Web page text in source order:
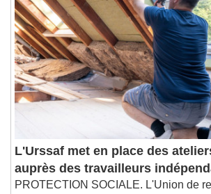
L'Urssaf met en place des
auprès des travailleurs